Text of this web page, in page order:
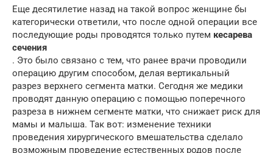
Еще десятилетие назад на такой вопрос женщине бы
категорически ответили, что после одной операции все
последующие роды проводятся только путем кесарева
сечения
. Это было связано с тем, что ранее врачи проводили
операцию другим способом, делая вертикальный
разрез верхнего сегмента матки. Сегодня же медики
проводят данную операцию с помощью поперечного
разреза в нижнем сегменте матки, что снижает риск для
мамы и малыша. Так вот: изменение техники
проведения хирургического вмешательства сделало
возможным проведение естественных родов после